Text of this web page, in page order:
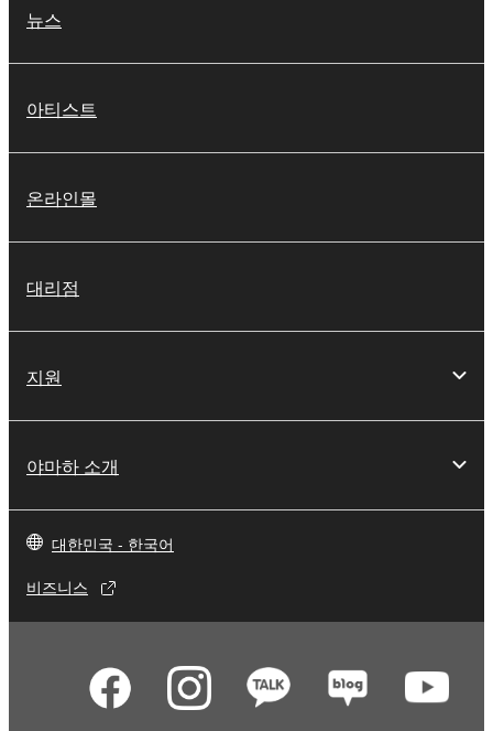
뉴스
아티스트
온라인몰
대리점
지원
야마하 소개
대한민국 - 한국어
비즈니스